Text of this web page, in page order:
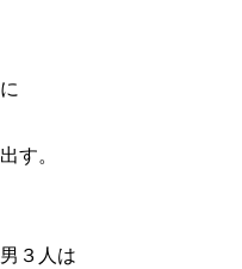
す。
３人は